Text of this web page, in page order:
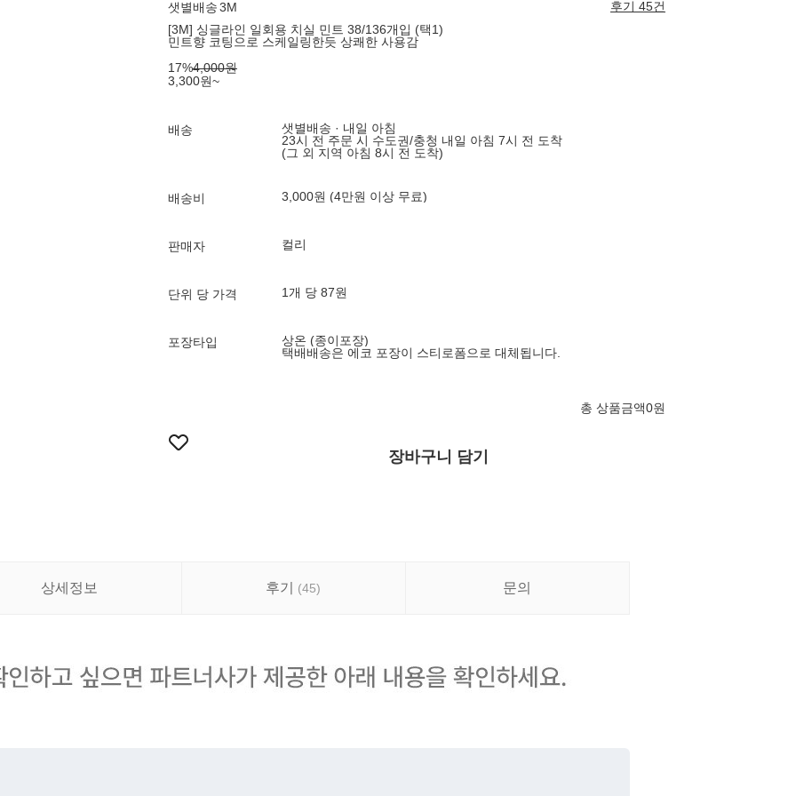
샛별배송3M
후기 45건
[3M] 싱글라인 일회용 치실 민트 38/136개입 (택1)
민트향 코팅으로 스케일링한듯 상쾌한 사용감
17%4,000원
3,300원~
배송
샛별배송 · 내일 아침
23시 전 주문 시 수도권/충청 내일 아침 7시 전 도착
(그 외 지역 아침 8시 전 도착)
배송비 3,000원 (4만원 이상 무료)
판매자 컬리
단위 당 가격 1개 당 87원
포장타입
상온 (종이포장)
택배배송은 에코 포장이 스티로폼으로 대체됩니다.
총 상품금액0원
장바구니 담기
상세정보 후기 (45) 문의